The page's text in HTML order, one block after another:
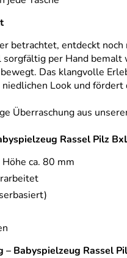
betrachtet, entdeckt
sorgfältig per Hand
Das klangvolle
Look und fördert
Überraschung aus
Rassel Pilz
ca. 80 mm
Babyspielzeug Rassel